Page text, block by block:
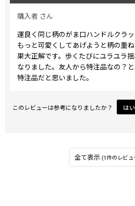
購入者 さん
運良く同じ柄のがま口ハンドルクラッ
もっと可愛くしてあげようと柄の重
果大正解です。歩くたびにユラユラ
なりました。友人から特注品なの？
特注品だと思いました。
このレビューは参考になりましたか？ はい
全て表示 (1件のレビュ